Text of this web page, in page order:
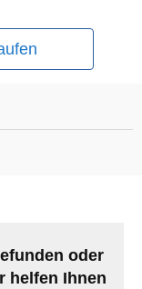
oder
helfen Ihnen